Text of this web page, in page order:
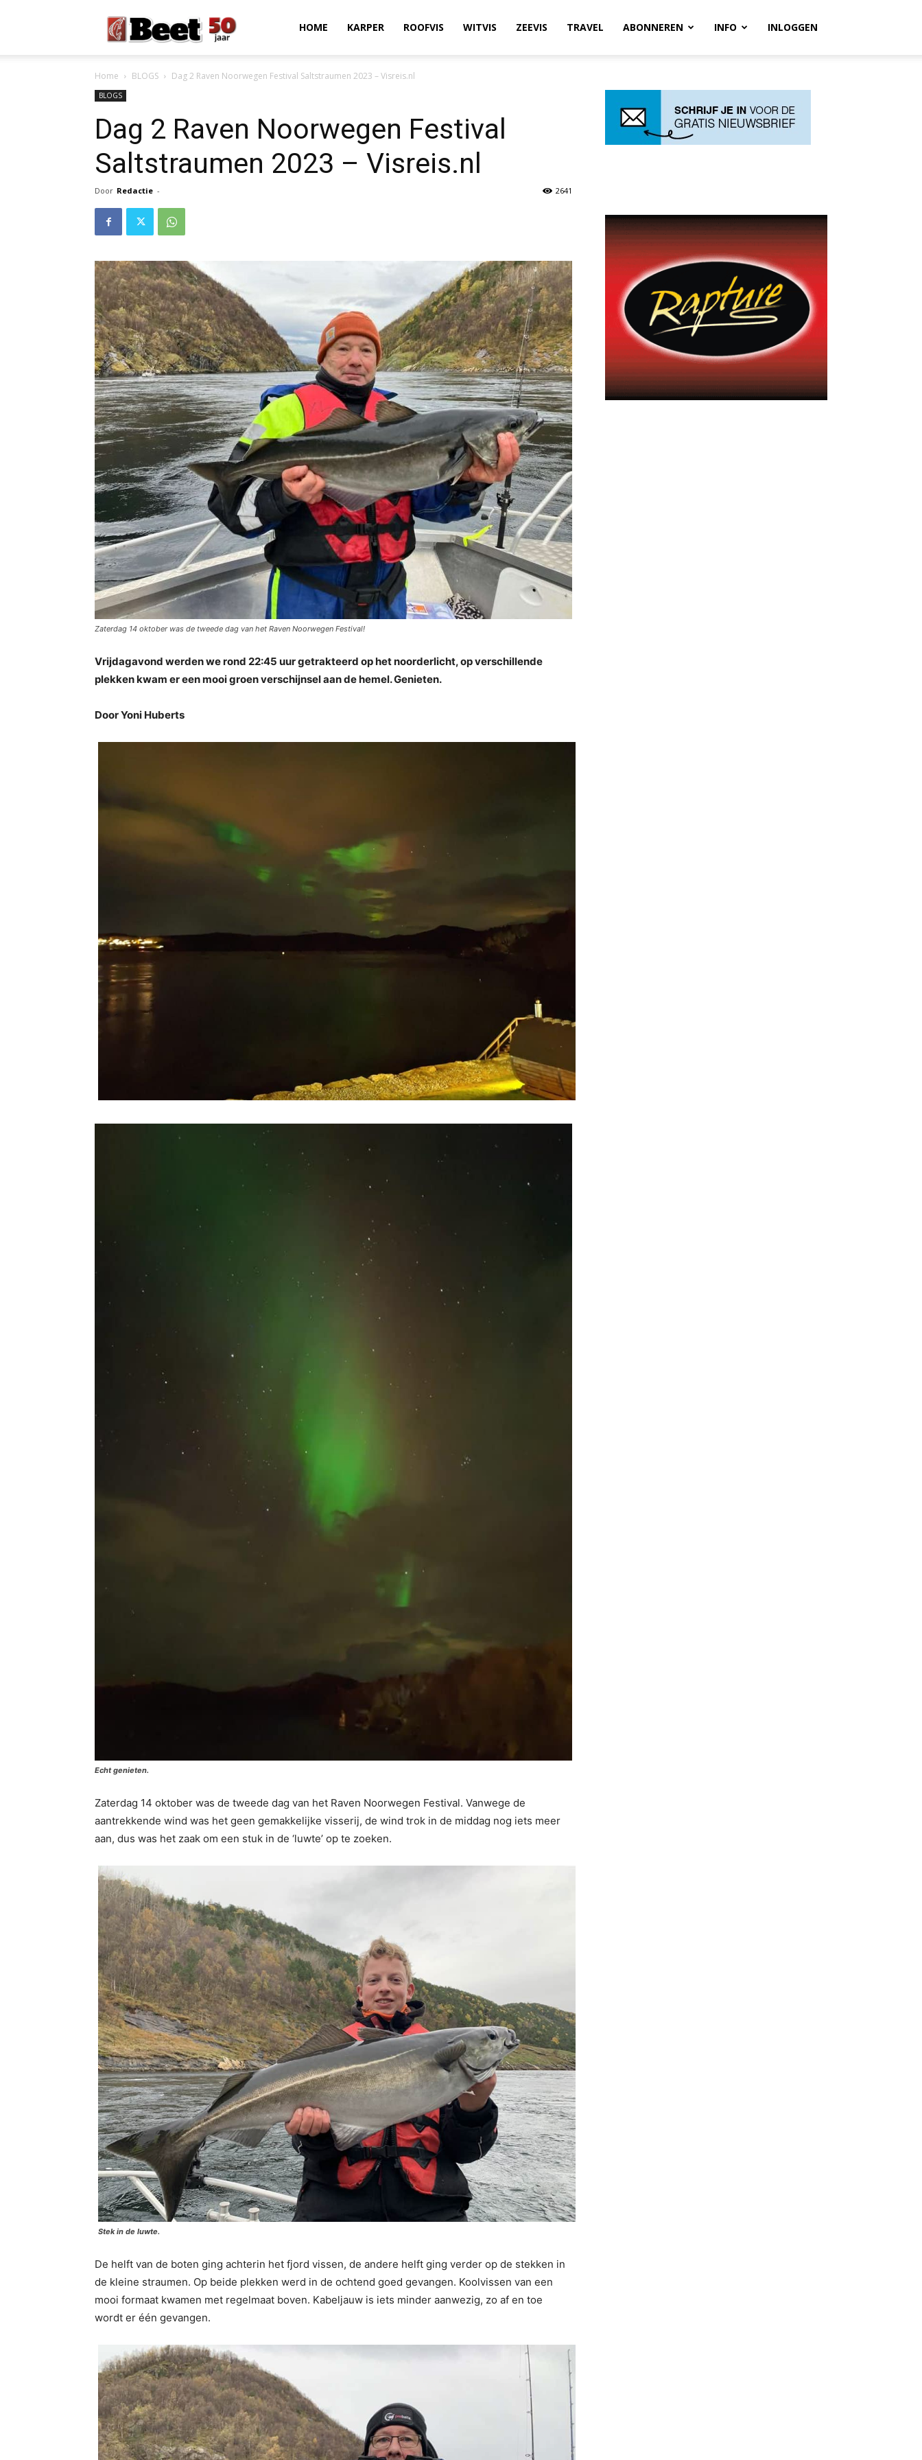
Magazine
HOME KARPER ROOFVIS WITVIS ZEEVIS TRAVEL ABONNEREN INFO INLOGGEN
Home BLOGS Dag 2 Raven Noorwegen Festival Saltstraumen 2023 – Visreis.nl
BLOGS
Dag 2 Raven Noorwegen Festival
Saltstraumen 2023 – Visreis.nl
Door Redactie - 2641
Zaterdag 14 oktober was de tweede dag van het Raven Noorwegen Festival!
Vrijdagavond werden we rond 22:45 uur getrakteerd op het noorderlicht, op verschillende
plekken kwam er een mooi groen verschijnsel aan de hemel. Genieten.
Door Yoni Huberts
Echt genieten.
Zaterdag 14 oktober was de tweede dag van het Raven Noorwegen Festival. Vanwege de
aantrekkende wind was het geen gemakkelijke visserij, de wind trok in de middag nog iets meer
aan, dus was het zaak om een stuk in de ‘luwte’ op te zoeken.
Stek in de luwte.
De helft van de boten ging achterin het fjord vissen, de andere helft ging verder op de stekken in
de kleine straumen. Op beide plekken werd in de ochtend goed gevangen. Koolvissen van een
mooi formaat kwamen met regelmaat boven. Kabeljauw is iets minder aanwezig, zo af en toe
wordt er één gevangen.